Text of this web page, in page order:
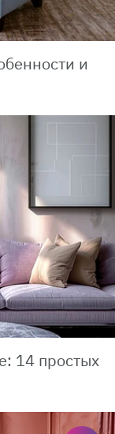
и
14 простых